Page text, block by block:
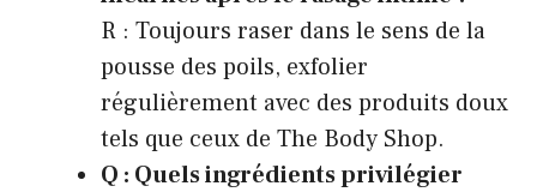
R : Toujours raser dans le sens de la
pousse des poils, exfolier
régulièrement avec des produits doux
tels que ceux de The Body Shop.
Q : Quels ingrédients privilégier